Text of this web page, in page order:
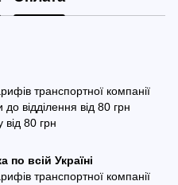
транспортної компанії
відділення від 80 грн
від 80 грн
по всій Україні
транспортної компанії